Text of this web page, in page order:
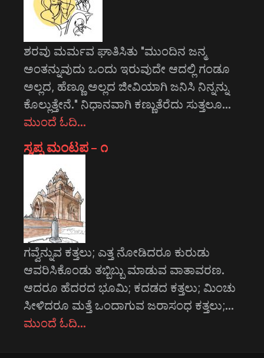
ಶರವು ಮರ್ಮವ ಘಾತಿಸಿತು "ಮುಂದಿನ ಜನ್ಮ
ಅಂತನ್ನುವುದು ಒಂದು ಇರುವುದೇ ಆದಲ್ಲಿ ಗಂಡೂ
ಅಲ್ಲದ, ಹೆಣ್ಣೂ ಅಲ್ಲದ ಜೀವಿಯಾಗಿ ಜನಿಸಿ ನಿನ್ನನ್ನು
ಕೊಲ್ಲುತ್ತೇನೆ." ನಿಧಾನವಾಗಿ ಕಣ್ಣುತೆರೆದು ಸುತ್ತಲೂ…
ಮುಂದೆ ಓದಿ…
ಸ್ವಪ್ನ ಮಂಟಪ – ೧
ಗವ್ವೆನ್ನುವ ಕತ್ತಲು; ಎತ್ತ ನೋಡಿದರೂ ಕುರುಡು
ಆವರಿಸಿಕೊಂಡು ತಬ್ಬಿಬ್ಬು ಮಾಡುವ ವಾತಾವರಣ.
ಆದರೂ ಹೆದರದ ಭೂಮಿ; ಕದಡದ ಕತ್ತಲು; ಮಿಂಚು
ಸೀಳಿದರೂ ಮತ್ತೆ ಒಂದಾಗುವ ಜರಾಸಂಧ ಕತ್ತಲು;…
ಮುಂದೆ ಓದಿ…